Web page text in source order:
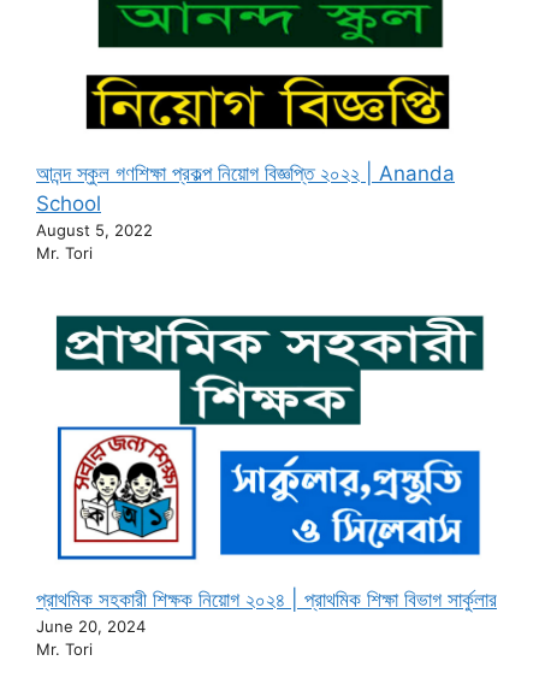
আনন্দ স্কুল গণশিক্ষা প্রকল্প নিয়োগ বিজ্ঞপ্তি ২০২২ | Ananda
School
August 5, 2022
Mr. Tori
প্রাথমিক সহকারী শিক্ষক নিয়োগ ২০২৪ | প্রাথমিক শিক্ষা বিভাগ সার্কুলার
June 20, 2024
Mr. Tori